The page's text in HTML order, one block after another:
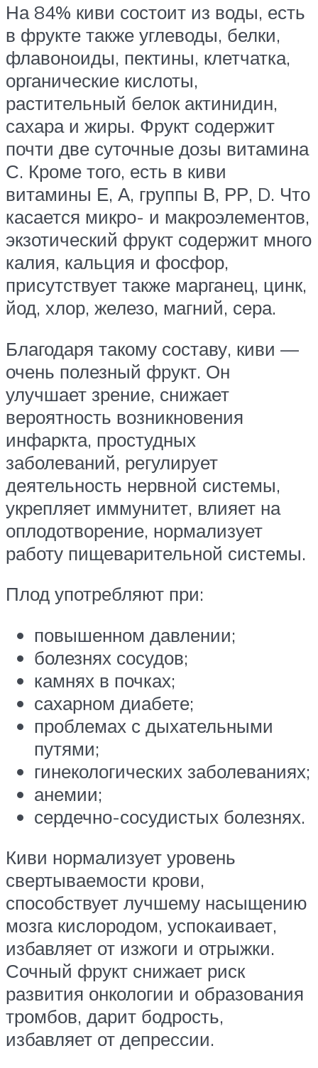
На 84% киви состоит из воды, есть
в фрукте также углеводы, белки,
флавоноиды, пектины, клетчатка,
органические кислоты,
растительный белок актинидин,
сахара и жиры. Фрукт содержит
почти две суточные дозы витамина
С. Кроме того, есть в киви
витамины Е, А, группы В, РР, D. Что
касается микро- и макроэлементов,
экзотический фрукт содержит много
калия, кальция и фосфор,
присутствует также марганец, цинк,
йод, хлор, железо, магний, сера.
Благодаря такому составу, киви —
очень полезный фрукт. Он
улучшает зрение, снижает
вероятность возникновения
инфаркта, простудных
заболеваний, регулирует
деятельность нервной системы,
укрепляет иммунитет, влияет на
оплодотворение, нормализует
работу пищеварительной системы.
Плод употребляют при:
повышенном давлении;
болезнях сосудов;
камнях в почках;
сахарном диабете;
проблемах с дыхательными
путями;
гинекологических заболеваниях;
анемии;
сердечно-сосудистых болезнях.
Киви нормализует уровень
свертываемости крови,
способствует лучшему насыщению
мозга кислородом, успокаивает,
избавляет от изжоги и отрыжки.
Сочный фрукт снижает риск
развития онкологии и образования
тромбов, дарит бодрость,
избавляет от депрессии.